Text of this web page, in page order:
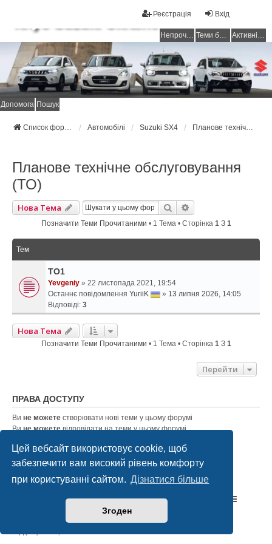
Цей вебсайт використовує cookie, щоб
забезпечити вам високий рівень комфорту
при користуванні сайтом. Дізнатися більше
Згоден
Вхід
Реєстрація
Непрочитані повідомлення Теми без відповідей Активні теми
Клуб Suzuki Ukraine
Допомога Пошук
Список форумів Suzuki Ukraine Автомобілі Suzuki SX4 Планове технічне обслуговування (ТО)
Планове технічне обслуговування
(ТО)
Нова Тема Пошук
Позначити Теми Прочитаними • 1 Тема • Сторінка 1З 1
Тем
ТО1
Yevgeniy » 22 листопада 2021, 19:54
Останнє повідомлення YuriiK » 13 липня 2026, 14:05
Відповіді: 3
Нова Тема
Позначити Теми Прочитаними • 1 Тема • Сторінка 1З 1
Перейти
ПРАВА ДОСТУПУ
Ви не можете створювати нові теми у цьому форумі
Вине можетевідповідати на теми у цьому форумі
Вине можетевидаляти ваші повідомлення у цьому форумі
Вине можетедодавати файли у цьому форумі
Список форумів Suzuki Ukraine Зв'язок з адміністрацією
® Forum Software © phpBB Limited